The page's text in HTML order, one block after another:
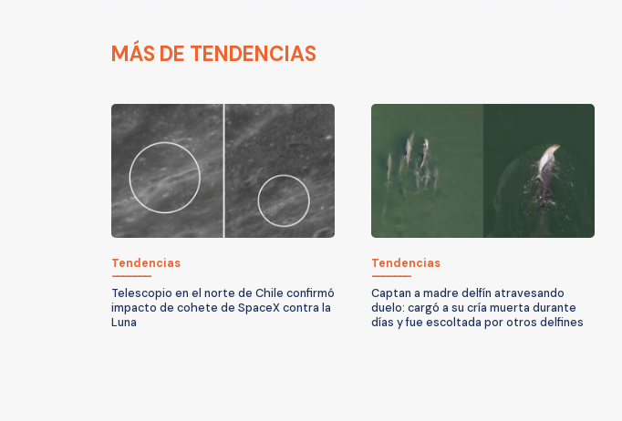
MÁS DE TENDENCIAS
Tendencias
Telescopio en el norte de Chile confirmó
impacto de cohete de SpaceX contra la
Luna
Tendencias
Captan a madre delfín atravesando
duelo: cargó a su cría muerta durante
días y fue escoltada por otros delfines